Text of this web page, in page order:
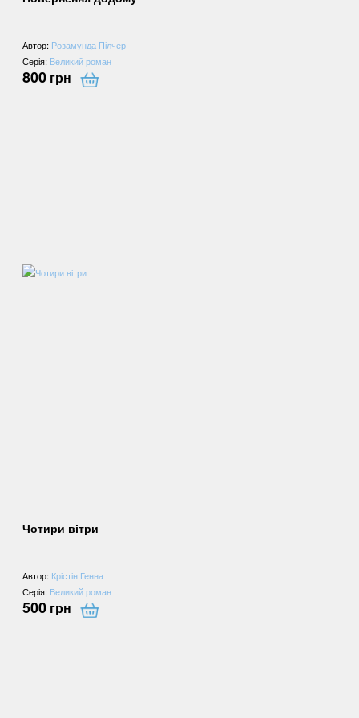
Автор: Розамунда Пілчер
Серія: Великий роман
800 грн
Чотири вітри
Автор: Крістін Генна
Серія: Великий роман
500 грн